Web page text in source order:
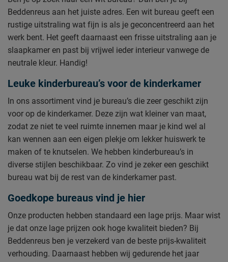
Beddenreus aan het juiste adres. Een wit bureau geeft een
rustige uitstraling wat fijn is als je geconcentreerd aan het
werk bent. Het geeft daarnaast een frisse uitstraling aan je
slaapkamer en past bij vrijwel ieder interieur vanwege de
neutrale kleur. Handig!
Leuke kinderbureau’s voor de kinderkamer
In ons assortiment vind je bureau’s die zeer geschikt zijn
voor op de kinderkamer. Deze zijn wat kleiner van maat,
zodat ze niet te veel ruimte innemen maar je kind wel al
kan wennen aan een eigen plekje om lekker huiswerk te
maken of te knutselen. We hebben kinderbureau’s in
diverse stijlen beschikbaar. Zo vind je zeker een geschikt
bureau wat bij de rest van de kinderkamer past.
Goedkope bureaus vind je hier
Onze producten hebben standaard een lage prijs. Maar wist
je dat onze lage prijzen ook hoge kwaliteit bieden? Bij
Beddenreus ben je verzekerd van de beste prijs-kwaliteit
verhouding. Daarnaast hebben wij gedurende het jaar